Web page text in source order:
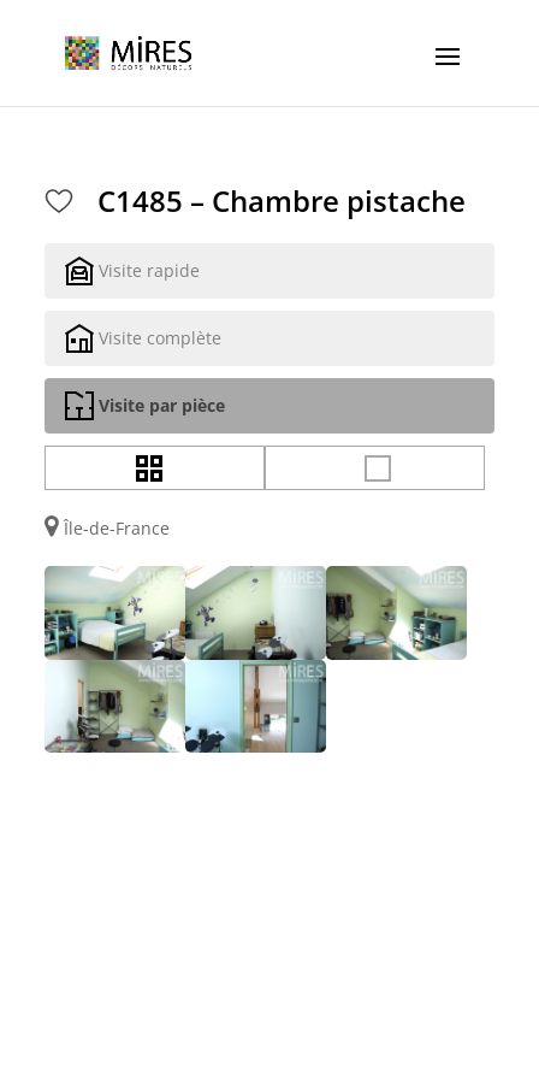
C1485 – Chambre pistache
Visite rapide
Visite complète
Visite par pièce
Île-de-France